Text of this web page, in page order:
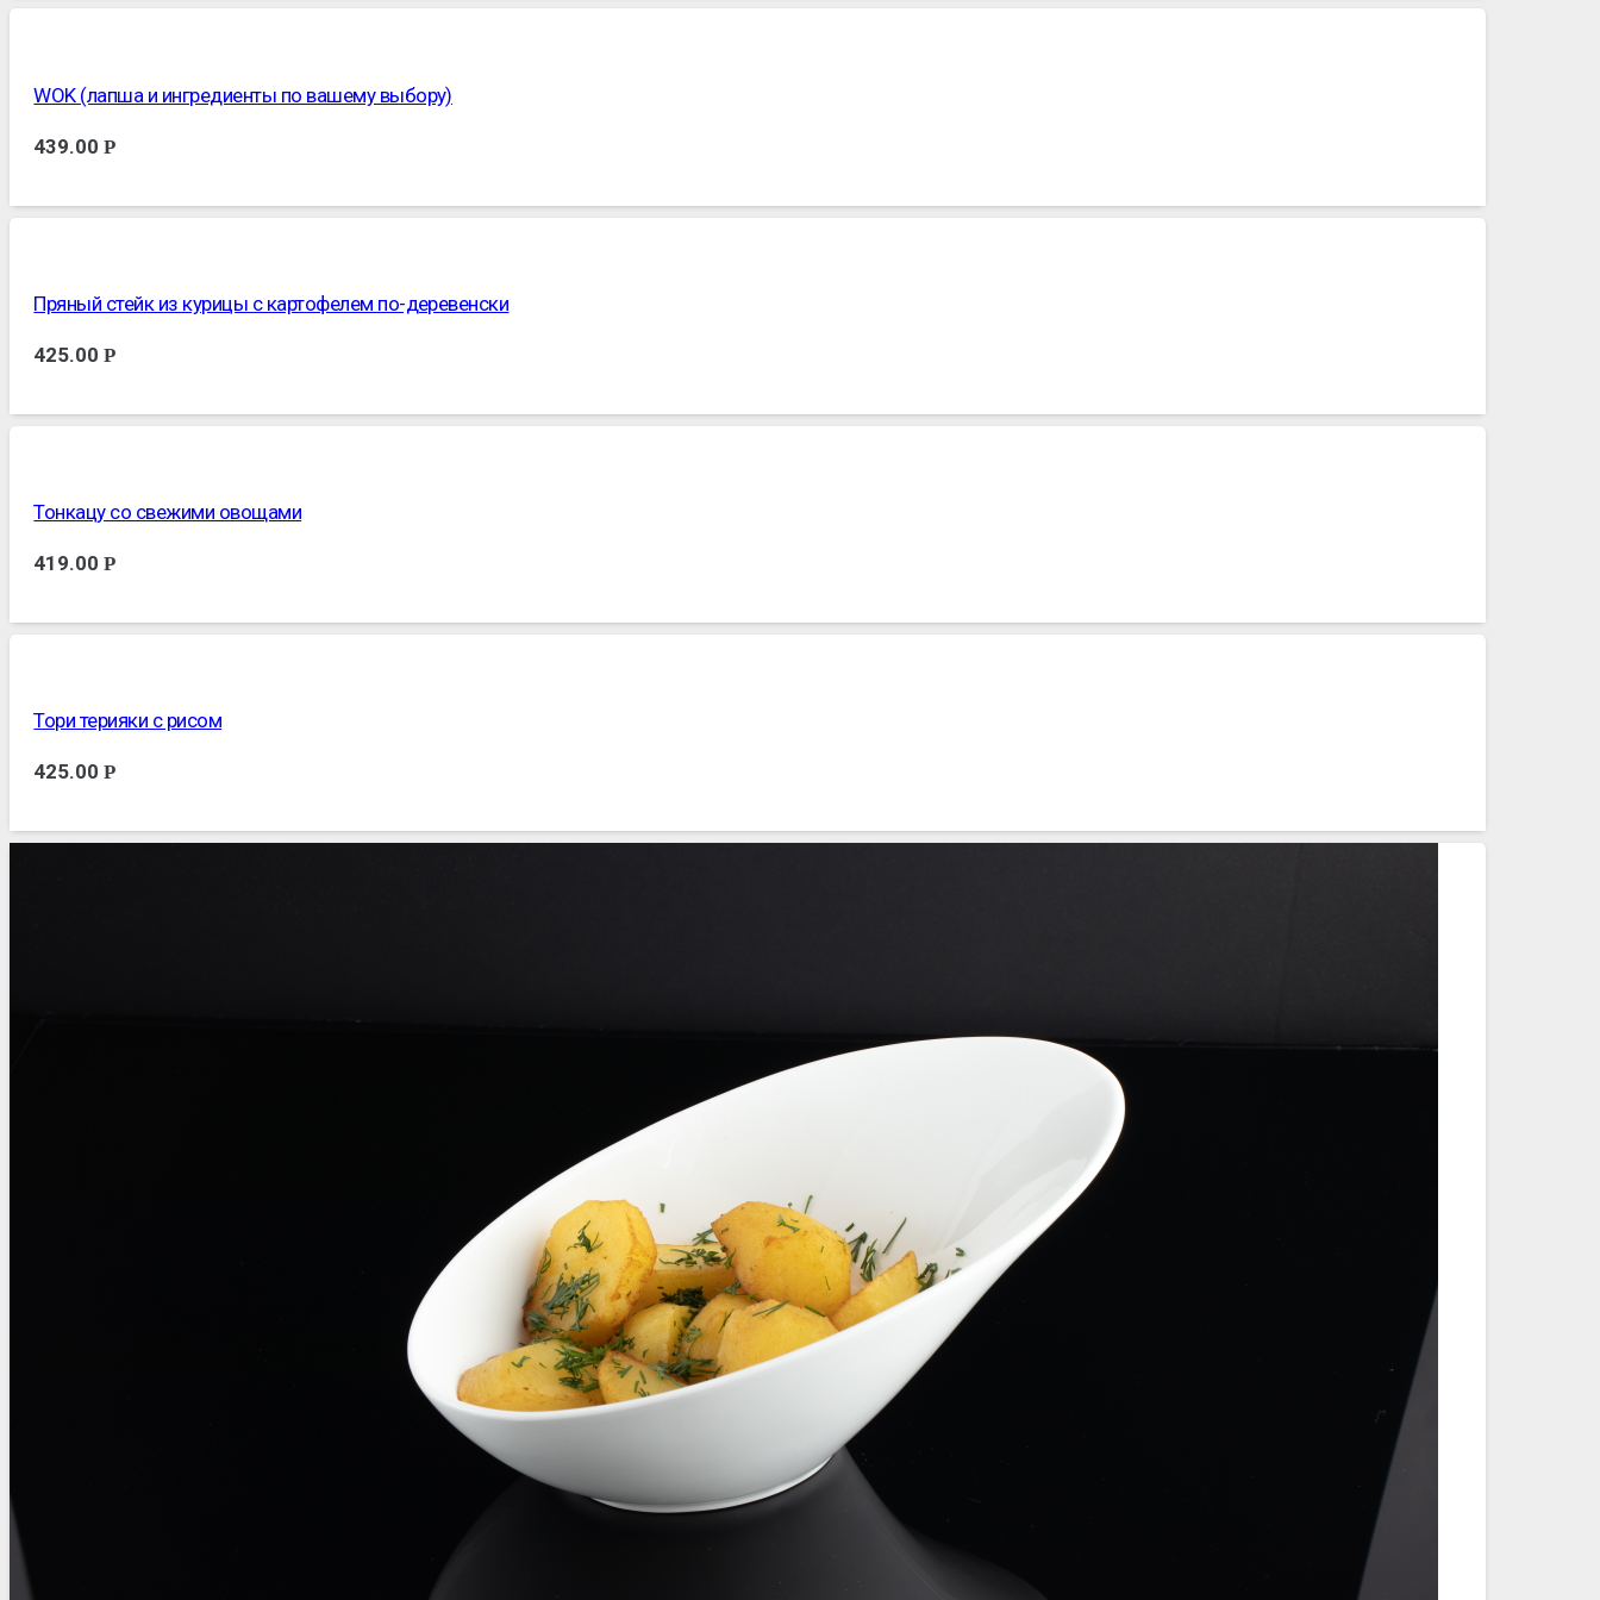
WOK (лапша и ингредиенты по вашему выбору)
439.00Р
Пряный стейк из курицы с картофелем по-деревенски
425.00Р
Тонкацу со свежими овощами
419.00Р
Тори терияки с рисом
425.00Р